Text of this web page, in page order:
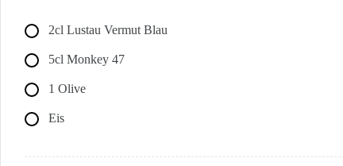
2cl Lustau Vermut Blau
5cl Monkey 47
1 Olive
Eis